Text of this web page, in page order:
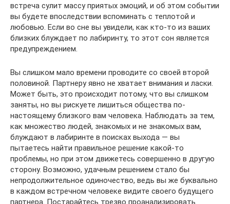
встреча сулит массу приятых эмоций, и об этом событии
вы будете впоследствии вспоминать с теплотой и
любовью. Если во сне вы увидели, как кто-то из ваших
близких блуждает по лабиринту, то этот сон является
предупреждением.
Вы слишком мало времени проводите со своей второй
половиной. Партнеру явно не хватает внимания и ласки.
Может быть, это происходит потому, что вы слишком
заняты, но вы рискуете лишиться общества по-
настоящему близкого вам человека. Наблюдать за тем,
как множество людей, знакомых и не знакомых вам,
блуждают в лабиринте в поисках выхода — вы
пытаетесь найти правильное решение какой-то
проблемы, но при этом движетесь совершенно в другую
сторону. Возможно, удачным решением стало бы
непродолжительное одиночество, ведь вы же буквально
в каждом встречном человеке видите своего будущего
партнера. Постарайтесь трезво проанализировать